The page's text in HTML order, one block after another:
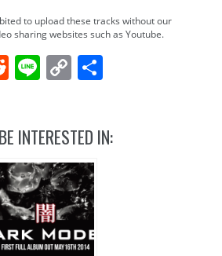
to upload these tracks without our
sharing websites such as Youtube.
Reddit
LineCopy
INTERESTED IN: